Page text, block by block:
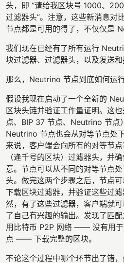
头，即 “请给我区块号 1000、
过滤器头”。注意，这些新消息对
节点都是可用的得了，不仅仅是
我们现在已经有了所有运行
块过滤器、过滤器头，以及发送和
那么，Neutrino 节点到底如何运行
假设我现在启动了一个全新的
区块头链并验证工作量证明。这
点、BIP 37 节点、Neutrino 节点
Neutrino 节点也会从对等节点处
来说，客户端会向所有的对等节
（逢千号的区块）过滤器头，并
意。节点可以从不同的对等节点
头。做完这两个步骤之后，节点可
下载区块过滤器，并验证这些过
然，有了这些过滤器，客户端就
了自己有兴趣的输出。发现了匹
用比特币 P2P 网络 —— 没有用于
点 —— 下载完整的区块。
不论这个过程中哪个环节出了错